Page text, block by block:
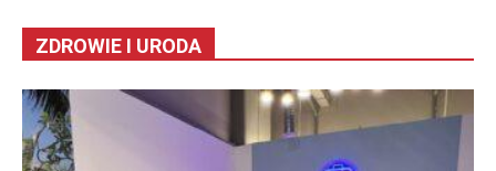
ZDROWIE I URODA